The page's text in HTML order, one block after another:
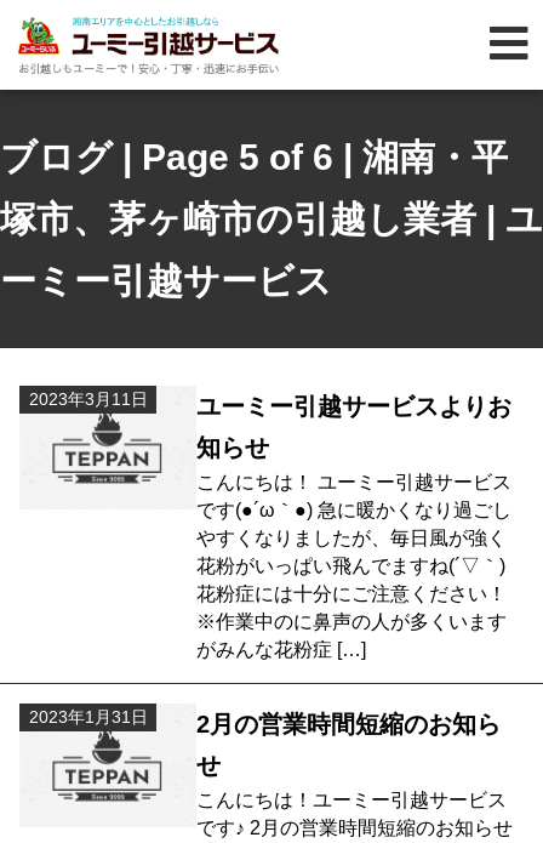
ブログ | Page 5 of 6 | 湘南・平
塚市、茅ヶ崎市の引越し業者 | ユ
ーミー引越サービス
2023年3月11日
ユーミー引越サービスよりお
知らせ
こんにちは！ ユーミー引越サービス
です(●´ω｀●) 急に暖かくなり過ごし
やすくなりましたが、毎日風が強く
花粉がいっぱい飛んでますね(´▽｀)
花粉症には十分にご注意ください！
※作業中のに鼻声の人が多くいます
がみんな花粉症 […]
2023年1月31日
2月の営業時間短縮のお知ら
せ
こんにちは！ユーミー引越サービス
です♪ 2月の営業時間短縮のお知らせ